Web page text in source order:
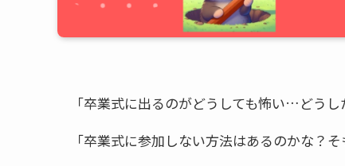
「卒業式に出るのがどうしても怖い…どうし
「卒業式に参加しない方法はあるのかな？